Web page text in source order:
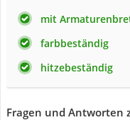
mit
farbbeständig
hitzebeständig
Fragen und Antworten